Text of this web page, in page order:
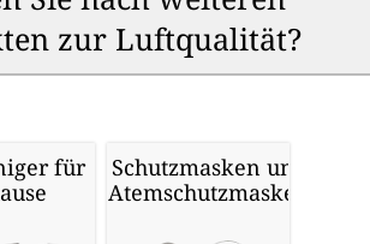
zur Luftqualität?
für
Schutzmasken und
Atemschutzmasken